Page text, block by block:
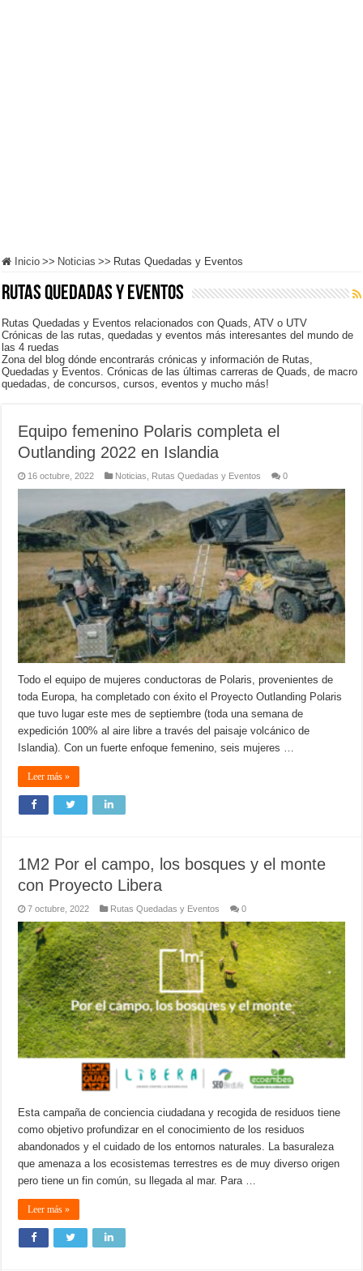
Inicio >> Noticias >> Rutas Quedadas y Eventos
Rutas Quedadas y Eventos
Rutas Quedadas y Eventos relacionados con Quads, ATV o UTV
Crónicas de las rutas, quedadas y eventos más interesantes del mundo de
las 4 ruedas
Zona del blog dónde encontrarás crónicas y información de Rutas,
Quedadas y Eventos. Crónicas de las últimas carreras de Quads, de macro
quedadas, de concursos, cursos, eventos y mucho más!
Equipo femenino Polaris completa el
Outlanding 2022 en Islandia
16 octubre, 2022 Noticias Rutas Quedadas y Eventos 0
Todo el equipo de mujeres conductoras de Polaris, provenientes de
toda Europa, ha completado con éxito el Proyecto Outlanding Polaris
que tuvo lugar este mes de septiembre (toda una semana de
expedición 100% al aire libre a través del paisaje volcánico de
Islandia). Con un fuerte enfoque femenino, seis mujeres …
Leer más »
1M2 Por el campo, los bosques y el monte
con Proyecto Libera
7 octubre, 2022 Rutas Quedadas y Eventos 0
Esta campaña de conciencia ciudadana y recogida de residuos tiene
como objetivo profundizar en el conocimiento de los residuos
abandonados y el cuidado de los entornos naturales. La basuraleza
que amenaza a los ecosistemas terrestres es de muy diverso origen
pero tiene un fin común, su llegada al mar. Para …
Leer más »